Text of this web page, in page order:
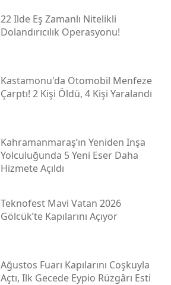
22 Ilde Eş Zamanlı Nitelikli
Dolandırıcılık Operasyonu!
Kastamonu'da Otomobil Menfeze
Çarptı! 2 Kişi Öldü, 4 Kişi Yaralandı
Kahramanmaraş’ın Yeniden Inşa
Yolculuğunda 5 Yeni Eser Daha
Hizmete Açıldı
Teknofest Mavi Vatan 2026
Gölcük’te Kapılarını Açıyor
Ağustos Fuarı Kapılarını Coşkuyla
Açtı, Ilk Gecede Eypio Rüzgârı Esti